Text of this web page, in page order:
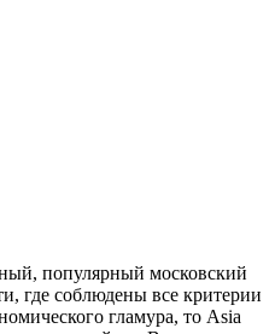
популярный московский
где соблюдены все критерии
гламура, то Asia